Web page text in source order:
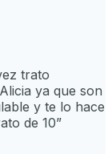
trato
ya que son
y te lo hace
de 10”